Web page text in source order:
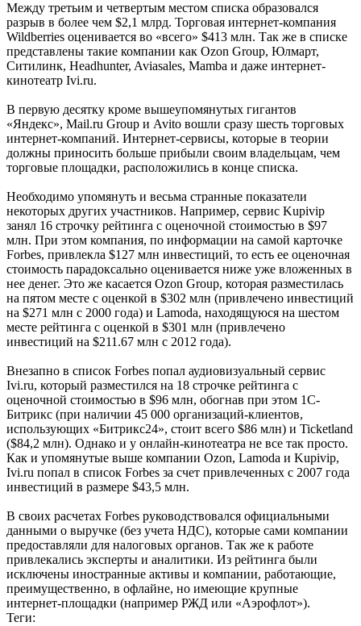
Между третьим и четвертым местом списка образовался
разрыв в более чем $2,1 млрд. Торговая интернет-компания
Wildberries оценивается во «всего» $413 млн. Так же в списке
представлены такие компании как Ozon Group, Юлмарт,
Ситилинк, Headhunter, Aviasales, Mamba и даже интернет-
кинотеатр Ivi.ru.
В первую десятку кроме вышеупомянутых гигантов
«Яндекс», Mail.ru Group и Avito вошли сразу шесть торговых
интернет-компаний. Интернет-сервисы, которые в теории
должны приносить больше прибыли своим владельцам, чем
торговые площадки, расположились в конце списка.
Необходимо упомянуть и весьма странные показатели
некоторых других участников. Например, сервис Kupivip
занял 16 строчку рейтинга с оценочной стоимостью в $97
млн. При этом компания, по информации на самой карточке
Forbes, привлекла $127 млн инвестиций, то есть ее оценочная
стоимость парадоксально оценивается ниже уже вложенных в
нее денег. Это же касается Ozon Group, которая разместилась
на пятом месте с оценкой в $302 млн (привлечено инвестиций
на $271 млн с 2000 года) и Lamoda, находящуюся на шестом
месте рейтинга с оценкой в $301 млн (привлечено
инвестиций на $211.67 млн с 2012 года).
Внезапно в список Forbes попал аудиовизуальный сервис
Ivi.ru, который разместился на 18 строчке рейтинга с
оценочной стоимостью в $96 млн, обогнав при этом 1С-
Битрикс (при наличии 45 000 организаций-клиентов,
использующих «Битрикс24», стоит всего $86 млн) и Ticketland
($84,2 млн). Однако и у онлайн-кинотеатра не все так просто.
Как и упомянутые выше компании Ozon, Lamoda и Kupivip,
Ivi.ru попал в список Forbes за счет привлеченных с 2007 года
инвестиций в размере $43,5 млн.
В своих расчетах Forbes руководствовался официальными
данными о выручке (без учета НДС), которые сами компании
предоставляли для налоговых органов. Так же к работе
привлекались эксперты и аналитики. Из рейтинга были
исключены иностранные активы и компании, работающие,
преимущественно, в офлайне, но имеющие крупные
интернет-площадки (например РЖД или «Аэрофлот»).
Теги: